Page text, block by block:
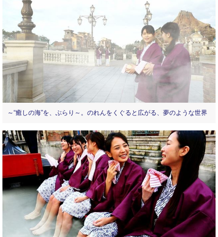
～“癒しの海”を、ぶらり～。のれんをくぐると広がる、夢のような世界